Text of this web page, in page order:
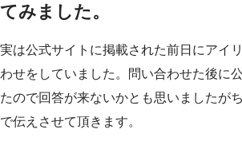
てみました。
実は公式サイトに掲載された前日にアイ
わせをしていました。問い合わせた後に
たので回答が来ないかとも思いましたが
で伝えさせて頂きます。